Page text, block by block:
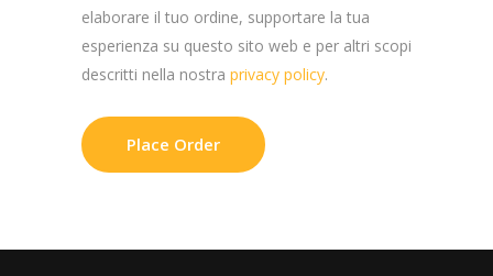
elaborare il tuo ordine, supportare la tua
esperienza su questo sito web e per altri scopi
descritti nella nostra privacy policy.